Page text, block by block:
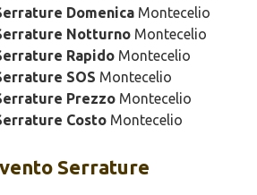
Domenica Montecelio
Notturno Montecelio
Rapido Montecelio
SOS Montecelio
Prezzo Montecelio
Costo Montecelio
Serrature